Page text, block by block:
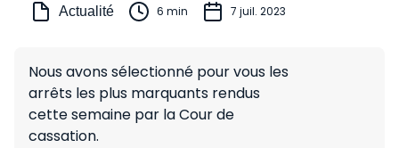
Actualité 6 min 7 juil. 2023
Nous avons sélectionné pour vous les
arrêts les plus marquants rendus
cette semaine par la Cour de
cassation.